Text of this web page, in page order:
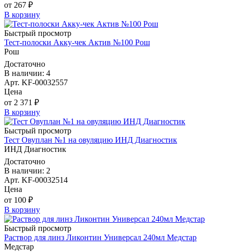
от 267 ₽
В корзину
Быстрый просмотр
Тест-полоски Акку-чек Актив №100 Рош
Рош
Достаточно
В наличии: 4
Арт. KF-00032557
Цена
от 2 371 ₽
В корзину
Быстрый просмотр
Тест Овуплан №1 на овуляцию ИНД Диагностик
ИНД Диагностик
Достаточно
В наличии: 2
Арт. KF-00032514
Цена
от 100 ₽
В корзину
Быстрый просмотр
Раствор для линз Ликонтин Универсал 240мл Медстар
Медстар